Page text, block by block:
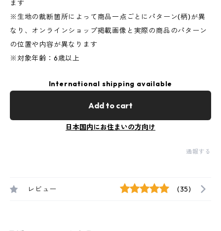
ます
※生地の裁断箇所によって商品一点ごとにパターン(柄)が異
なり、オンラインショップ掲載画像と実際の商品のパターン
の位置や内容が異なります
※対象年齢：6歳以上
International shipping available
Add to cart
日本国内にお住まいの方向け
通報する
レビュー (35)